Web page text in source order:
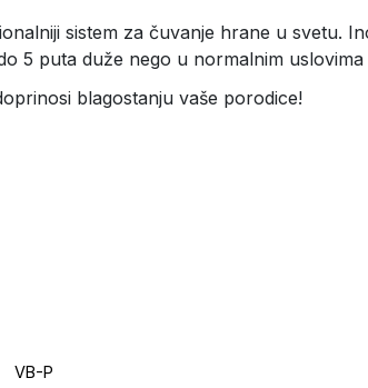
sistem za čuvanje hrane u svetu.
5 puta duže nego u normalnim
blagostanju vaše porodice!
VB-P